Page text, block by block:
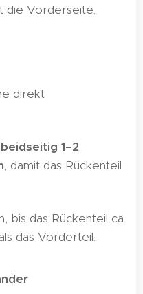
die Vorderseite.
direkt
beidseitig 1–2
, damit das Rückenteil
bis das Rückenteil ca.
das Vorderteil.